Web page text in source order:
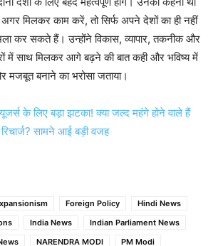
मिलकर काम करें, तो सिर्फ अपने देशों का ही नहीं
भला कर सकते हैं। उन्होंने विकास, व्यापार, तकनीक और
में साथ मिलकर आगे बढ़ने की बात कही और भविष्य में
मजबूत बनाने का भरोसा जताया।
के लिए बड़ा झटका! क्या जल्द महंगे होने वाले हैं
सामने आई बड़ी वजह
Foreign Policy
Hindi News
India News
Indian Parliament News
NARENDRA MODI
PM Modi